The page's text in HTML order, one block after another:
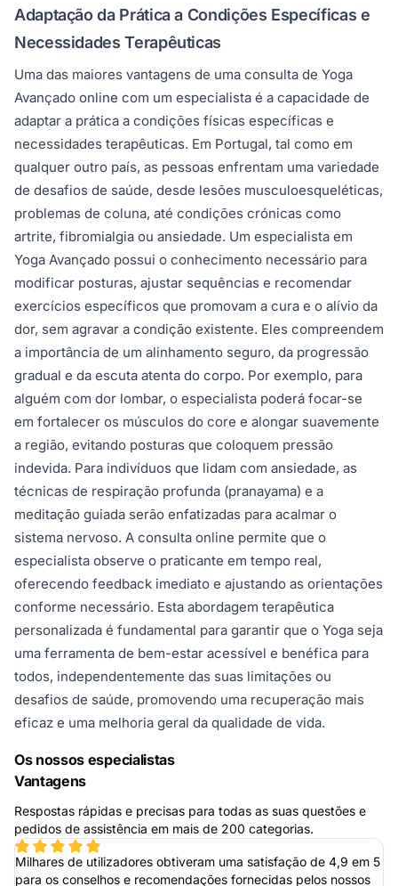
Adaptação da Prática a Condições Específicas e
Necessidades Terapêuticas
Uma das maiores vantagens de uma consulta de Yoga
Avançado online com um especialista é a capacidade de
adaptar a prática a condições físicas específicas e
necessidades terapêuticas. Em Portugal, tal como em
qualquer outro país, as pessoas enfrentam uma variedade
de desafios de saúde, desde lesões musculoesqueléticas,
problemas de coluna, até condições crónicas como
artrite, fibromialgia ou ansiedade. Um especialista em
Yoga Avançado possui o conhecimento necessário para
modificar posturas, ajustar sequências e recomendar
exercícios específicos que promovam a cura e o alívio da
dor, sem agravar a condição existente. Eles compreendem
a importância de um alinhamento seguro, da progressão
gradual e da escuta atenta do corpo. Por exemplo, para
alguém com dor lombar, o especialista poderá focar-se
em fortalecer os músculos do core e alongar suavemente
a região, evitando posturas que coloquem pressão
indevida. Para indivíduos que lidam com ansiedade, as
técnicas de respiração profunda (pranayama) e a
meditação guiada serão enfatizadas para acalmar o
sistema nervoso. A consulta online permite que o
especialista observe o praticante em tempo real,
oferecendo feedback imediato e ajustando as orientações
conforme necessário. Esta abordagem terapêutica
personalizada é fundamental para garantir que o Yoga seja
uma ferramenta de bem-estar acessível e benéfica para
todos, independentemente das suas limitações ou
desafios de saúde, promovendo uma recuperação mais
eficaz e uma melhoria geral da qualidade de vida.
Os nossos especialistas
Vantagens
Respostas rápidas e precisas para todas as suas questões e
pedidos de assistência em mais de 200 categorias.
Milhares de utilizadores obtiveram uma satisfação de 4,9 em 5
para os conselhos e recomendações fornecidas pelos nossos